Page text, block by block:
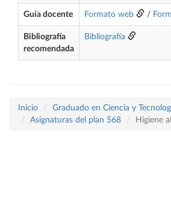
Guía docente Formato web /
Bibliografía
recomendada
Bibliografía
Inicio
Graduado en Ciencia y
Asignaturas del plan 568
Higiene